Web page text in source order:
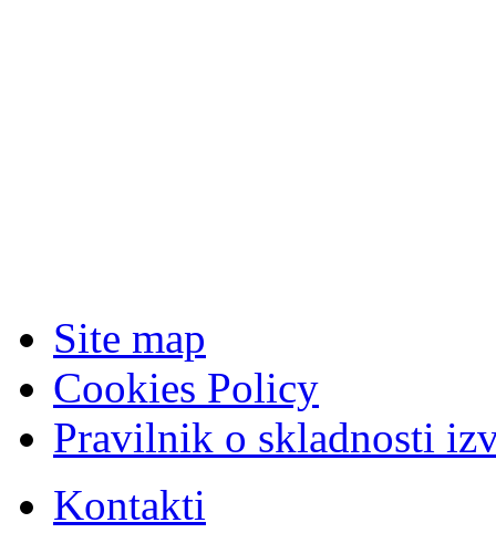
Site map
Cookies Policy
Pravilnik o skladnosti
Kontakti